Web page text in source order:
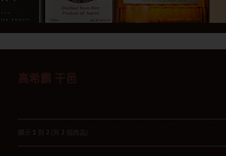
高希霸 干邑
顯示 1 到 2 (共 2 個商品)